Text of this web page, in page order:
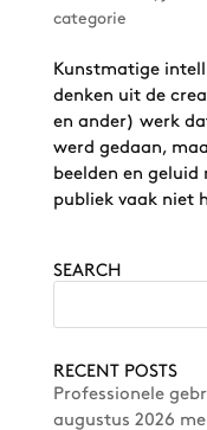
categorie
Kunstmatige
denken uit de
en ander) werk
werd gedaan,
beelden en
publiek vaak niet
SEARCH
RECENT POSTS
Professionele
augustus 2026